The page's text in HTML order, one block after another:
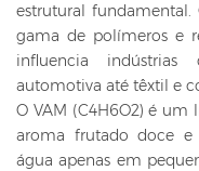
estrutural
gama de polímeros e
influencia
automotiva até têxtil e
O VAM (C4H6O2) é
aroma frutado doce e
água apenas em